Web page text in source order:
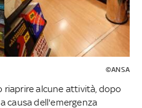
©ANSA
riaprire alcune attività, dopo
causa dell'emergenza